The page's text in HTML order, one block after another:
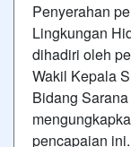
Penyerahan
Lingkungan
dihadiri oleh
Wakil Kepala
Bidang
pencapaian